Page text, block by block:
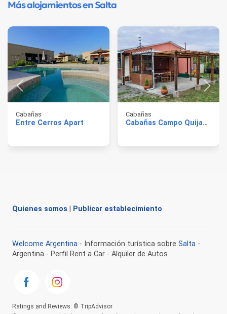
Más alojamientos en Salta
Cabañas
Entre Cerros Apart
Cabañas
Cabañas Campo Quijano
Quienes somos Publicar establecimiento
Welcome Argentina - Información turística sobre Salta -
Argentina - Perfil Rent a Car - Alquiler de Autos
Ratings and Reviews: © TripAdvisor